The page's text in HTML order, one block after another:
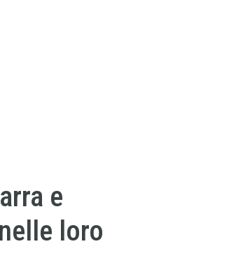
e
loro